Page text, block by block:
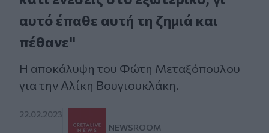
αυτό έπαθε αυτή τη ζημιά και
πέθανε"
Η αποκάλυψη του Φώτη Μεταξόπουλου
για την Αλίκη Βουγιουκλάκη.
22.02.2023
NEWSROOM